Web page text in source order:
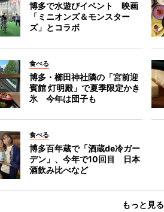
博多で水遊びイベント 映画
「ミニオンズ＆モンスター
ズ」とコラボ
食べる
博多・櫛田神社隣の「宮前迎
賓館 灯明殿」で夏季限定かき
氷 今年は団子も
食べる
博多百年蔵で「酒蔵de冷ガー
デン」、今年で10回目 日本
酒飲み比べなど
もっと見る